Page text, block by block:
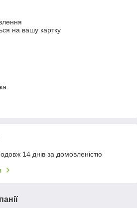
на вашу картку
14 днів за домовленістю